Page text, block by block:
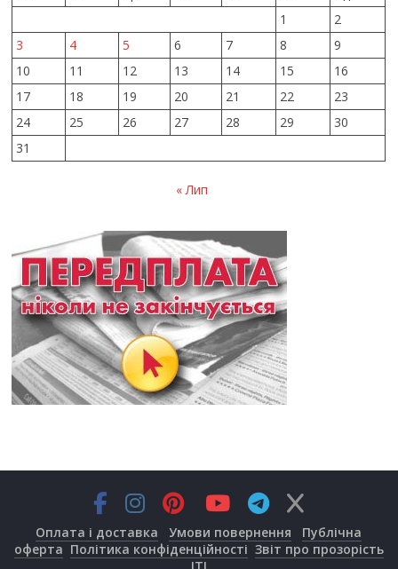
1
2
3
4 5 6 7 8
9
10
11 12 13 14 15
16
17
18 19 20 21 22
23
24
25 26 27 28 29
30
31
« Лип
Оплата і доставка Умови повернення
Публічна
оферта Політика конфіденційності Звіт про прозорість